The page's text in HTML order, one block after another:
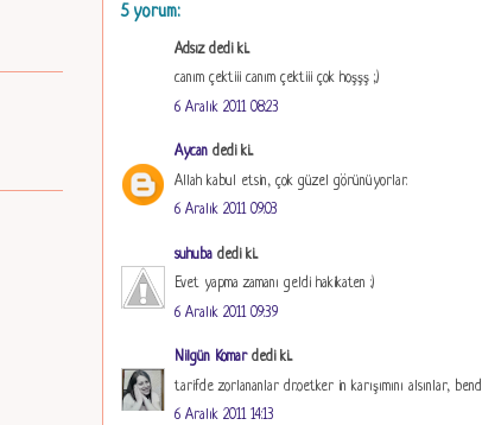
5 yorum:
Adsız dedi ki...
canım çektiii canım çektiii çok hoşşş ;)
6 Aralık 2011 08:23
Aycan dedi ki...
Allah kabul etsin, çok güzel görünüyorlar.
6 Aralık 2011 09:03
suhuba dedi ki...
Evet yapma zamanı geldi hakikaten :)
6 Aralık 2011 09:39
Nilgün Komardedi ki...
tarifde zorlananlar dr.oetker in karışımını alsınlar,
6 Aralık 2011 14:13